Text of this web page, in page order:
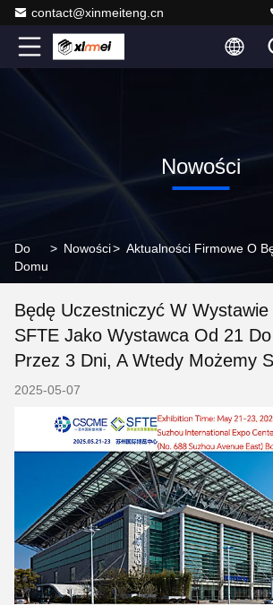
contact@xinmeiteng.cn
Nowości
Do
Domu
> Nowości>
Będę Uczestniczyć W
SFTE Jako Wystawca Od 21
Przez 3 Dni, A Wtedy Możemy
2025-05-07